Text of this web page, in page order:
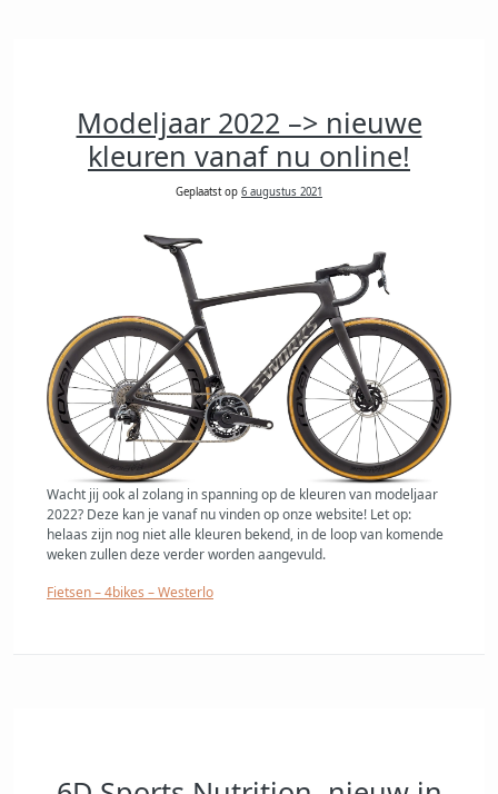
Modeljaar 2022 –> nieuwe
kleuren vanaf nu online!
Geplaatst op 6 augustus 2021
Wacht jij ook al zolang in spanning op de kleuren van modeljaar
2022? Deze kan je vanaf nu vinden op onze website! Let op:
helaas zijn nog niet alle kleuren bekend, in de loop van komende
weken zullen deze verder worden aangevuld.
Fietsen – 4bikes – Westerlo